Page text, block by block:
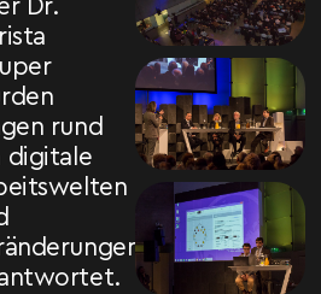
Dr.
rund
digitale